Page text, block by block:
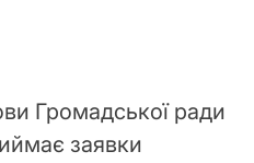
Громадської ради
заявки